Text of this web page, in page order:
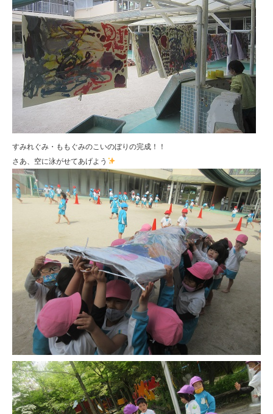
すみれぐみ・ももぐみのこいのぼりの完成！！
さあ、空に泳がせてあげよう